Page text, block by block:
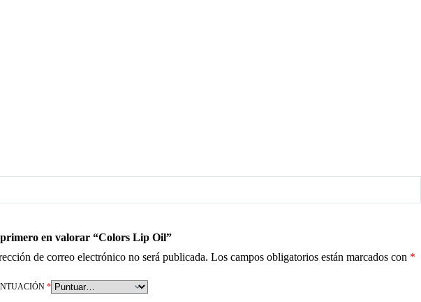
primero en valorar “Colors Lip Oil”
de correo electrónico no será publicada. Los campos obligatorios están marcados con *
*